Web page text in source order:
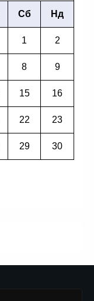
Сб Нд
1 2
8 9
15 16
22 23
29 30